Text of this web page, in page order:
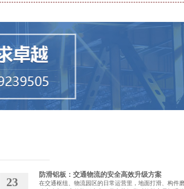
23
防滑铝板：交通物流的安全高效升级方案
在交通枢纽、物流园区的日常运营里，地面打滑、构件